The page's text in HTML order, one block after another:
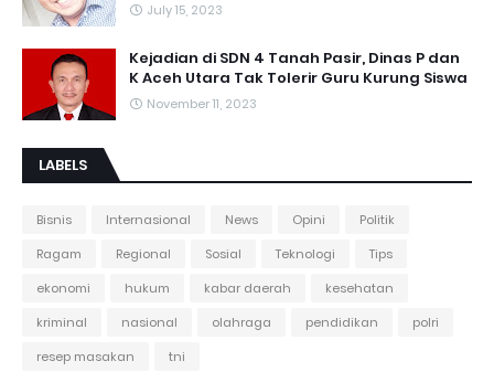
July 15, 2023
Kejadian di SDN 4 Tanah Pasir, Dinas P dan
K Aceh Utara Tak Tolerir Guru Kurung Siswa
November 11, 2023
LABELS
Bisnis Internasional News Opini
Politik
Ragam
Regional Sosial Teknologi
Tips
ekonomi
hukum kabar daerah
kesehatan
kriminal
nasional olahraga pendidikan
polri
resep masakan
tni